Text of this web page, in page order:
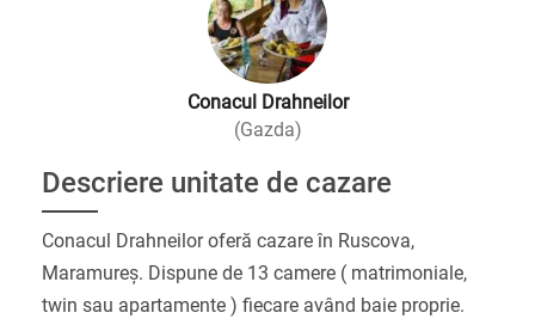
Conacul Drahneilor
(Gazda)
Descriere unitate de cazare
Conacul Drahneilor oferă cazare în Ruscova,
Maramureș. Dispune de 13 camere ( matrimoniale,
twin sau apartamente ) fiecare având baie proprie.